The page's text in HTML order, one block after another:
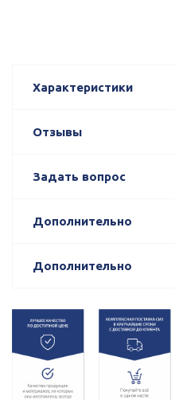
Характеристики
Отзывы
Задать вопрос
Дополнительно
Дополнительно